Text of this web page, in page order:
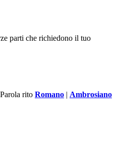
parti che richiedono il tuo
Parola rito Romano | Ambrosiano